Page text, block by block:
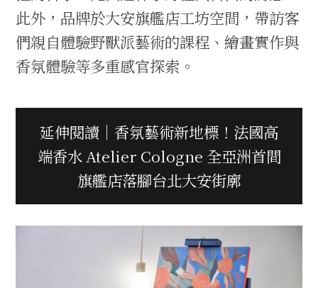
此外，品牌於大安旗艦店工坊空間，帶訪客
們親自體驗野獸派藝術的課程、繪畫實作與
香氛體驗等多重感官探索。
延伸閱讀｜香氛藝術新地標！法國高
端香水 Atelier Cologne 全亞洲首間
旗艦店落腳台北大安街廓